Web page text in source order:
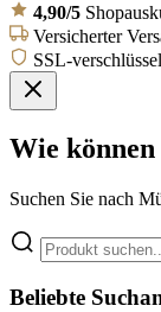
4,90/5
Versicherter
SSL-
Wie
Suchen Sie nach
Beliebte